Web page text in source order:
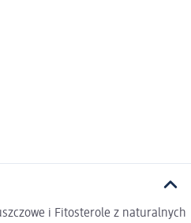
i Fitosterole z naturalnych